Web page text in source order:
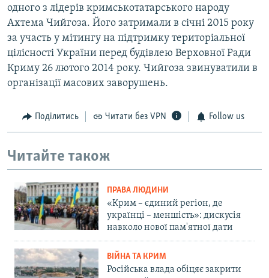
одного з лідерів кримськотатарського народу
Ахтема Чийгоза. Його затримали в січні 2015 року
за участь у мітингу на підтримку територіальної
цілісності України перед будівлею Верховної Ради
Криму 26 лютого 2014 року. Чийгоза звинуватили в
організації масових заворушень.
Поділитись Читати без VPN Follow us
Читайте також
ПРАВА ЛЮДИНИ
«Крим – єдиний регіон, де
українці – меншість»: дискусія
навколо нової пам'ятної дати
ВІЙНА ТА КРИМ
Російська влада обіцяє закрити